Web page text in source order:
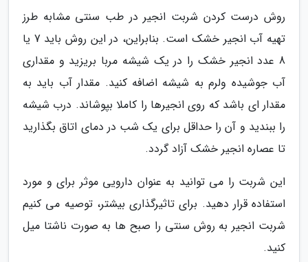
روش درست کردن شربت انجیر در طب سنتی مشابه طرز
تهیه آب انجیر خشک است. بنابراین، در این روش باید 7 یا
8 عدد انجیر خشک را در یک شیشه مربا بریزید و مقداری
آب جوشیده ولرم به شیشه اضافه کنید. مقدار آب باید به
مقدار ای باشد که روی انجیرها را کاملا بپوشاند. درب شیشه
را ببندید و آن را حداقل برای یک شب در دمای اتاق بگذارید
تا عصاره انجیر خشک آزاد گردد.
این شربت را می توانید به عنوان دارویی موثر برای و مورد
استفاده قرار دهید. برای تاثیرگذاری بیشتر، توصیه می کنیم
شربت انجیر به روش سنتی را صبح ها به صورت ناشتا میل
کنید.